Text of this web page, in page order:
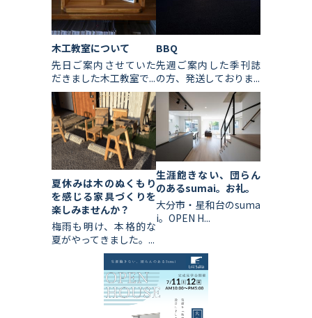
木工教室について
先日ご案内させていた
だきました木工教室で...
BBQ
先週ご案内した季刊誌
の方、発送しておりま...
夏休みは木のぬくもり
を感じる家具づくりを
楽しみませんか？
梅雨も明け、本格的な
夏がやってきました。...
生涯飽きない、団らん
のあるsumai。お礼。
大分市・星和台のsuma
i。OPEN H...